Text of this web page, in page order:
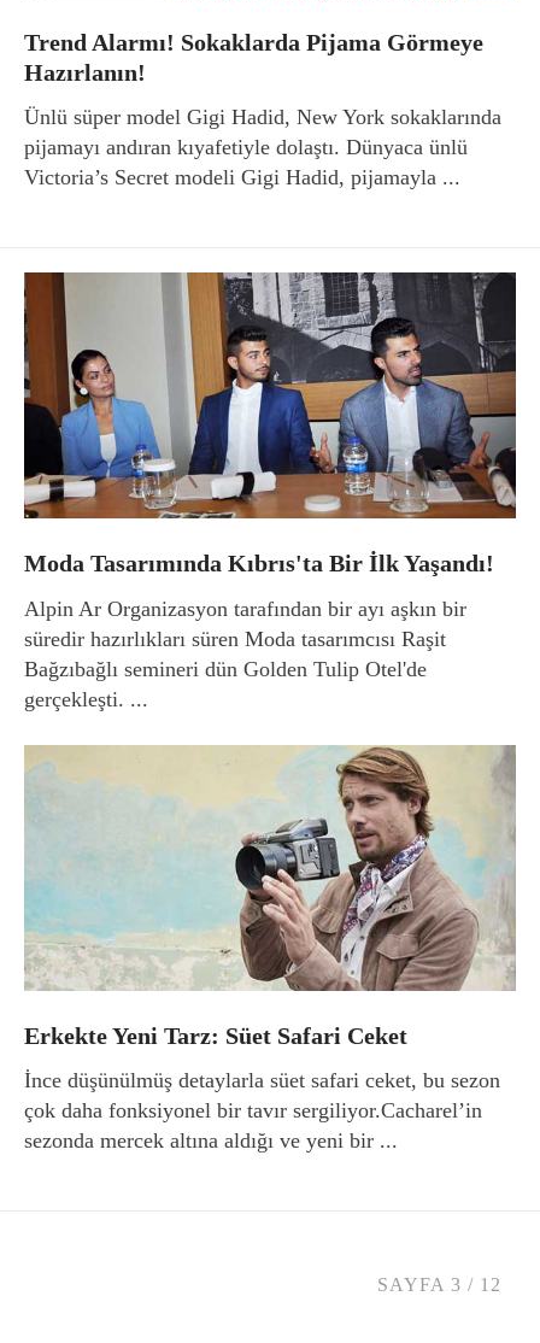
Trend Alarmı! Sokaklarda Pijama Görmeye
Hazırlanın!
Ünlü süper model Gigi Hadid, New York sokaklarında
pijamayı andıran kıyafetiyle dolaştı. Dünyaca ünlü
Victoria’s Secret modeli Gigi Hadid, pijamayla ...
Moda Tasarımında Kıbrıs'ta Bir İlk Yaşandı!
Alpin Ar Organizasyon tarafından bir ayı aşkın bir
süredir hazırlıkları süren Moda tasarımcısı Raşit
Bağzıbağlı semineri dün Golden Tulip Otel'de
gerçekleşti. ...
Erkekte Yeni Tarz: Süet Safari Ceket
İnce düşünülmüş detaylarla süet safari ceket, bu sezon
çok daha fonksiyonel bir tavır sergiliyor.Cacharel’in
sezonda mercek altına aldığı ve yeni bir ...
SAYFA 3 / 12